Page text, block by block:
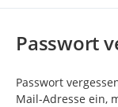
Passwort
Passwort
Mail-Adresse ein,